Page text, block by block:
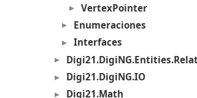
VertexPointer
Enumeraciones
Interfaces
Digi21.DigiNG.IO
Digi21.Math